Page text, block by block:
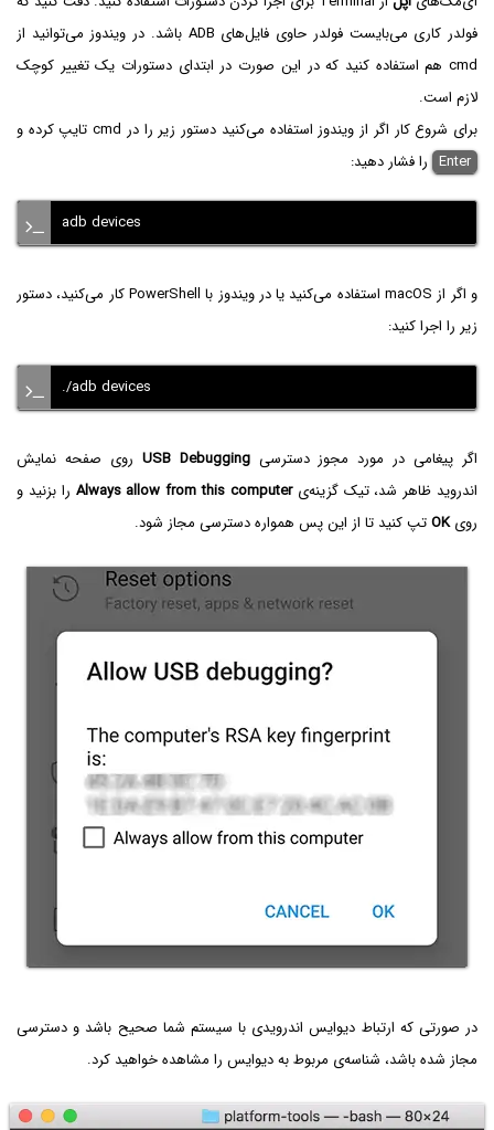
فولدر کاری می‌بایست فولدر حاوی فایل‌های ADB باشد. در ویندوز می‌توانید از
cmd هم استفاده کنید که در این صورت در ابتدای دستورات یک تغییر کوچک
لازم است.
برای شروع کار اگر از ویندوز استفاده می‌کنید دستور زیر را در cmd تایپ کرده و
Enter را فشار دهید:
adb devices
و اگر از macOS استفاده می‌کنید یا در ویندوز با PowerShell کار می‌کنید، دستور
زیر را اجرا کنید:
./adb devices
اگر پیغامی در مورد مجوز دسترسیUSB Debugging روی صفحه نمایش
اندروید ظاهر شد، تیک گزینه‌یAlways allow from this computer را بزنید و
رویOKتپ کنید تا از این پس همواره دسترسی مجاز شود.
در صورتی که ارتباط دیوایس اندرویدی با سیستم شما صحیح باشد و دسترسی
مجاز شده باشد، شناسه‌ی مربوط به دیوایس را مشاهده خواهید کرد.